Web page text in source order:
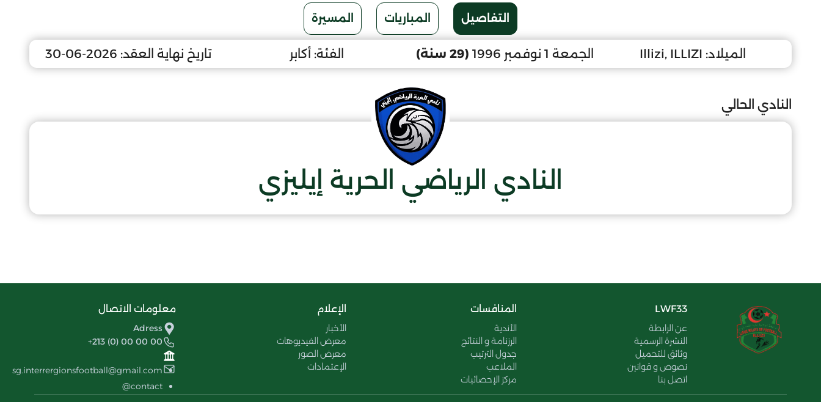
التفاصيل المباريات المسيرة
الميلاد: Illizi, ILLIZI الجمعة 1 نوفمبر 1996 (29 سنة) الفئة: أكابر تاريخ نهاية العقد: 2026-06-30
النادي الحالي
النادي الرياضي الحرية إيليزي
LWF33
عن الرابطة
النشرة الرسمية
وثائق للتحميل
نصوص و قوانين
اتصل بنا
المنافسات
الأندية
الرزنامة و النتائج
جدول الترتيب
الملاعب
مركز الإحصائيات
الإعلام
الأخبار
معرض الفيديوهات
معرض الصور
الإعتمادات
معلومات الاتصال
Adress
+213 (0) 00 00 00
sg.interrergionsfootball@gmail.com
contact@